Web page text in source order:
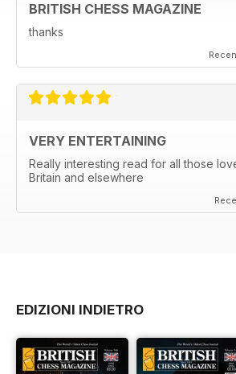
BRITISH CHESS MAGAZINE
thanks
VERY ENTERTAINING
Really interesting read for all those
Britain and elsewhere
EDIZIONI INDIETRO